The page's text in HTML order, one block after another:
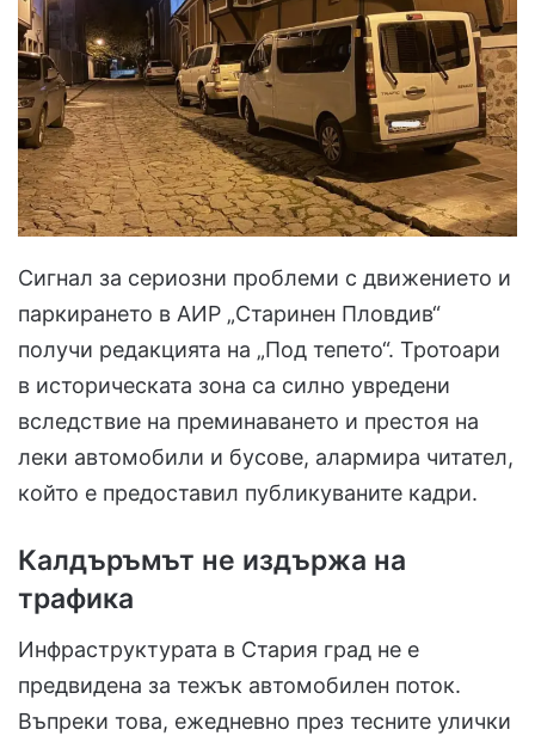
Сигнал за сериозни проблеми с движението и
паркирането в АИР „Старинен Пловдив“
получи редакцията на „Под тепето“. Тротоари
в историческата зона са силно увредени
вследствие на преминаването и престоя на
леки автомобили и бусове, алармира читател,
който е предоставил публикуваните кадри.
Калдъръмът не издържа на
трафика
Инфраструктурата в Стария град не е
предвидена за тежък автомобилен поток.
Въпреки това, ежедневно през тесните улички